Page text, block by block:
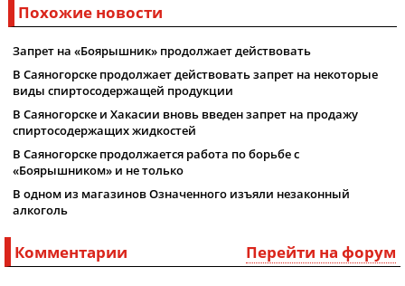
Похожие новости
Запрет на «Боярышник» продолжает действовать
В Саяногорске продолжает действовать запрет на некоторые
виды спиртосодержащей продукции
В Саяногорске и Хакасии вновь введен запрет на продажу
спиртосодержащих жидкостей
В Саяногорске продолжается работа по борьбе с
«Боярышником» и не только
В одном из магазинов Означенного изъяли незаконный
алкоголь
Перейти на форум
Комментарии